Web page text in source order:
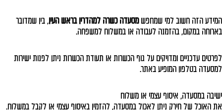
המידע הזה חשוב למי שמחפשמסעדה כשרה למהדרין בראש העין, בין שמדובר
בארוחה במקום, בהזמנה לעבודה או במשלוח למשפחה.
לפרטים עדכניים ומדויקים על גוף הכשרות או תעודת הכשרות ניתן לפנות ישירות
למסעדה בטלפון המופיע באתר.
ישיבה במסעדה, איסוף עצמי או משלוח
את האוכל של חירק ניתן לאכול במסעדה, להזמין באיסוף עצמי או לקבל במשלוח.